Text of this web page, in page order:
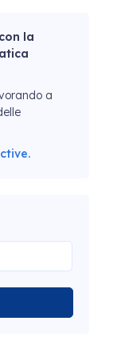
la
a